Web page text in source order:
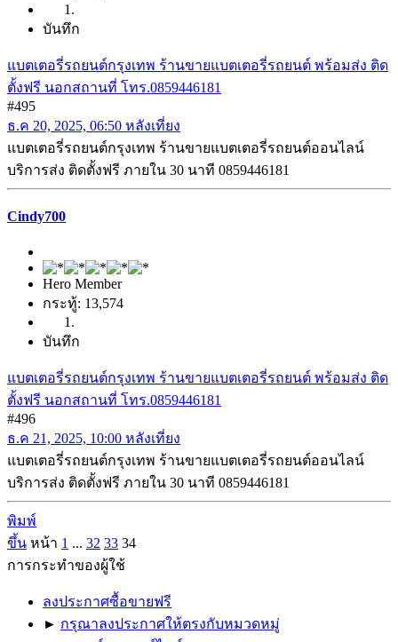
บันทึก
แบตเตอรี่รถยนต์กรุงเทพ ร้านขายแบตเตอรี่รถยนต์ พร้อมส่ง ติด
ตั้งฟรี นอกสถานที่ โทร.0859446181
#495
ธ.ค 20, 2025, 06:50 หลังเที่ยง
แบตเตอรี่รถยนต์กรุงเทพ ร้านขายแบตเตอรี่รถยนต์ออนไลน์
บริการส่ง ติดตั้งฟรี ภายใน 30 นาที 0859446181
Cindy700
Hero Member
กระทู้: 13,574
บันทึก
แบตเตอรี่รถยนต์กรุงเทพ ร้านขายแบตเตอรี่รถยนต์ พร้อมส่ง ติด
ตั้งฟรี นอกสถานที่ โทร.0859446181
#496
ธ.ค 21, 2025, 10:00 หลังเที่ยง
แบตเตอรี่รถยนต์กรุงเทพ ร้านขายแบตเตอรี่รถยนต์ออนไลน์
บริการส่ง ติดตั้งฟรี ภายใน 30 นาที 0859446181
พิมพ์
ขึ้น หน้า 1 ... 32 33 34
การกระทำของผู้ใช้
ลงประกาศซื้อขายฟรี
► กรุณาลงประกาศให้ตรงกับหมวดหมู่